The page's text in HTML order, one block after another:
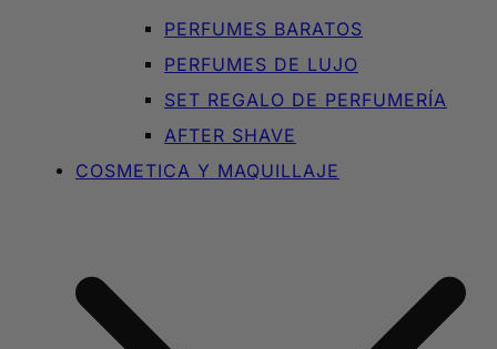
PERFUMES BARATOS
PERFUMES DE LUJO
SET REGALO DE PERFUMERÍA
AFTER SHAVE
COSMETICA Y MAQUILLAJE